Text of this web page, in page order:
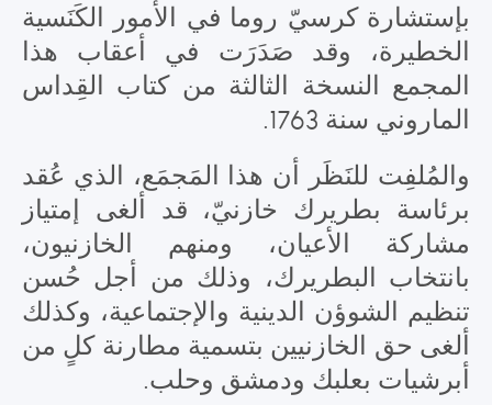
بإستشارة كرسيّ روما في الأمور الكَنَسية
الخطيرة، وقد صَدَرَت في أعقاب هذا
المجمع النسخة الثالثة من كتاب القِداس
الماروني سنة 1763.
والمُلفِت للنَظَر أن هذا المَجمَع، الذي عُقد
برئاسة بطريرك خازنيّ، قد ألغى إمتياز
مشاركة الأعيان، ومنهم الخازنيون،
بانتخاب البطريرك، وذلك من أجل حُسن
تنظيم الشوؤن الدينية والإجتماعية، وكذلك
ألغى حق الخازنيين بتسمية مطارنة كلٍ من
أبرشيات بعلبك ودمشق وحلب.